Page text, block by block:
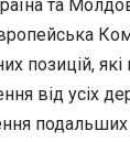
та
позицій,
від усіх
подальших